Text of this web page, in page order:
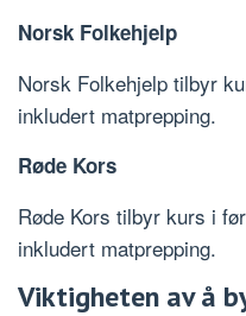
Norsk Folkehjelp
Norsk Folkehjelp tilbyr
inkludert matprepping.
Røde Kors
Røde Kors tilbyr kurs i
inkludert matprepping.
Viktigheten av å